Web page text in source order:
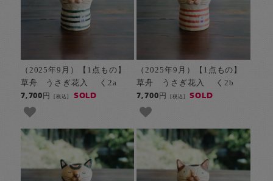
（2025年9月）【1点もの】
草舟 うさぎ花入 く2a
7,700円[税込] SOLD
（2025年9月）【1点もの】
草舟 うさぎ花入 く2b
7,700円 [税込] SOLD